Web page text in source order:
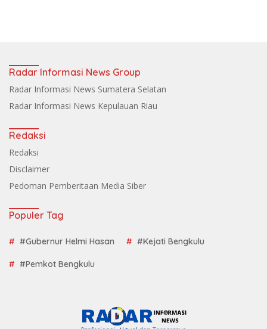
Radar Informasi News Group
Radar Informasi News Sumatera Selatan
Radar Informasi News Kepulauan Riau
Redaksi
Redaksi
Disclaimer
Pedoman Pemberitaan Media Siber
Populer Tag
#Gubernur Helmi Hasan #Kejati Bengkulu
#Pemkot Bengkulu